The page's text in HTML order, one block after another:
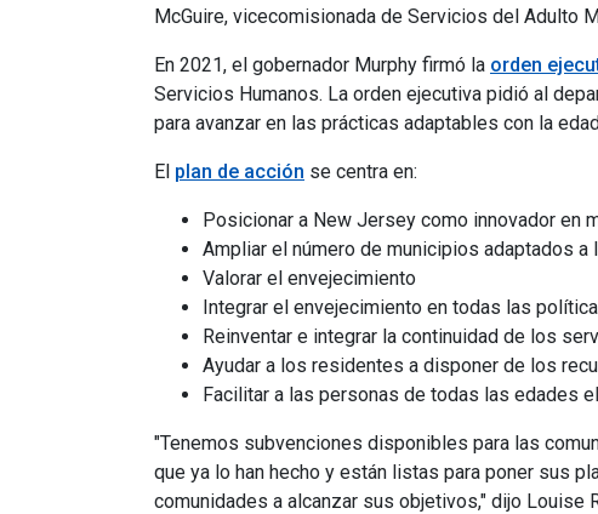
McGuire, vicecomisionada de Servicios del Adulto
En 2021, el gobernador Murphy firmó la orden
Servicios Humanos. La orden ejecutiva pidió al
para avanzar en las prácticas adaptables con la
El plan de acción se centra en:
Posicionar a New Jersey como innovador en
Ampliar el número de municipios adaptados a
Valorar el envejecimiento
Integrar el envejecimiento en todas las
Reinventar e integrar la continuidad de los
Ayudar a los residentes a disponer de los
Facilitar a las personas de todas las edades
"Tenemos subvenciones disponibles para las
que ya lo han hecho y están listas para poner sus
comunidades a alcanzar sus objetivos," dijo Louise